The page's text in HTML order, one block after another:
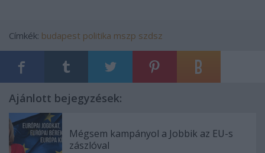
Címkék: budapest politika mszp szdsz
Ajánlott bejegyzések:
Mégsem kampányol a Jobbik az EU-s
zászlóval